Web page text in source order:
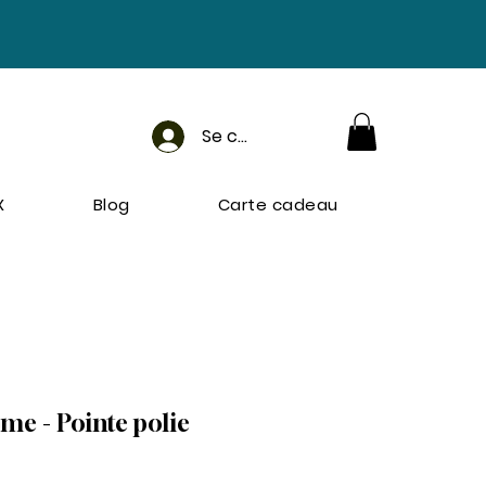
Se connecter
Blog Carte cadeau
- Pointe polie